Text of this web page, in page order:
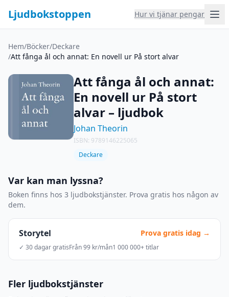
Ljudbokstoppen Hur vi tjänar pengar
Hem/Böcker/Deckare
/Att fånga ål och annat: En novell ur På stort alvar
Att fånga ål och annat:
En novell ur På stort
alvar – ljudbok
Johan Theorin
ISBN: 9789146225065
Deckare
Var kan man lyssna?
Boken finns hos 3 ljudbokstjänster. Prova gratis hos någon av
dem.
Storytel Prova gratis idag →
✓ 30 dagar gratisFrån 99 kr/mån1 000 000+ titlar
Fler ljudbokstjänster